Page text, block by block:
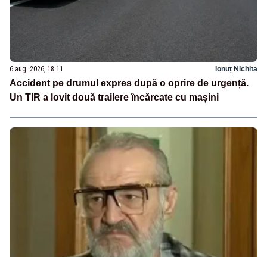
6 aug. 2026, 18:11 Ionuț Nichita
Accident pe drumul expres după o oprire de urgență.
Un TIR a lovit două trailere încărcate cu mașini